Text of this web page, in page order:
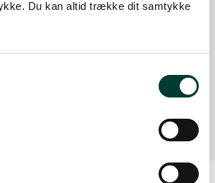
Du kan altid trække dit samtykke
i umiddelbar nærhed